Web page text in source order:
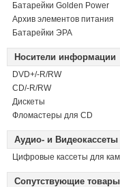
Батарейки Golden Power
Архив элементов питания
Батарейки ЭРА
Носители информации
DVD+/-R/RW
СD/-R/RW
Дискеты
Фломастеры для CD
Аудио- и Видеокассеты
Цифровые кассеты для
Сопутствующие товары